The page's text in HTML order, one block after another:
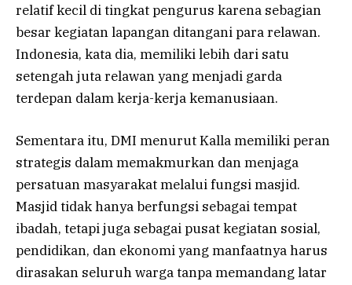
relatif kecil di tingkat pengurus karena sebagian
besar kegiatan lapangan ditangani para relawan.
Indonesia, kata dia, memiliki lebih dari satu
setengah juta relawan yang menjadi garda
terdepan dalam kerja-kerja kemanusiaan.
Sementara itu, DMI menurut Kalla memiliki peran
strategis dalam memakmurkan dan menjaga
persatuan masyarakat melalui fungsi masjid.
Masjid tidak hanya berfungsi sebagai tempat
ibadah, tetapi juga sebagai pusat kegiatan sosial,
pendidikan, dan ekonomi yang manfaatnya harus
dirasakan seluruh warga tanpa memandang latar